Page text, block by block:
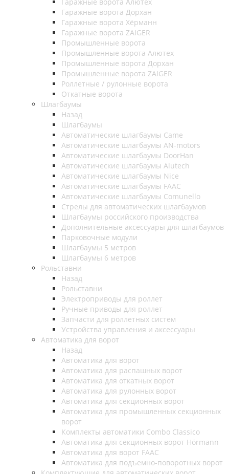
Гаражные ворота Дорхан
Гаражные ворота Хёрманн
Гаражные ворота ZAIGER
Промышленные ворота
Промышленные ворота Алютех
Промышленные ворота Дорхан
Промышленные ворота ZAIGER
Роллетные / рулонные ворота
Откатные ворота
Шлагбаумы
Назад
Шлагбаумы
Автоматические шлагбаумы Came
Автоматические шлагбаумы AN-motors
Автоматические шлагбаумы DoorHan
Автоматические шлагбаумы Alutech
Автоматические шлагбаумы Nice
Автоматические шлагбаумы FAAC
Автоматические шлагбаумы Comunello
Стрелы для автоматических шлагбаумов
Шлагбаумы российского производства
Дополнительные аксессуары для шлагбаумов
Парковочные модули
Шлагбаумы 5 метров
Шлагбаумы 6 метров
Рольставни
Назад
Рольставни
Электроприводы для роллет
Ручные приводы для роллет
Запчасти для роллетных систем
Устройства управления и аксессуары
Автоматика для ворот
Назад
Автоматика для ворот
Автоматика для распашных ворот
Автоматика для откатных ворот
Автоматика для рулонных ворот
Автоматика для секционных ворот
Автоматика для промышленных секционных
ворот
Комплекты автоматики Combo Classico
Автоматика для секционных ворот Hörmann
Автоматика для ворот FAAC
Автоматика для подъемно-поворотных ворот